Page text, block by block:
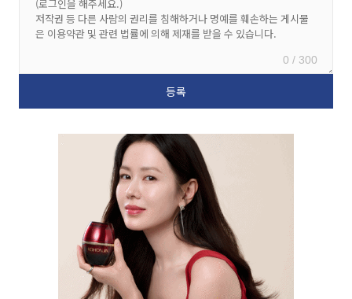
0 / 300